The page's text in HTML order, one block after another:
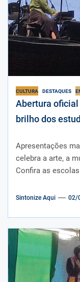
CULTURA DESTAQUES
Abertura
brilho dos
Apresentações
celebra a arte, a
Confira as
Sintonize Aqui 02/